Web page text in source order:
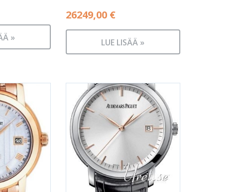
»
26249,00 €
LUE LISÄÄ »